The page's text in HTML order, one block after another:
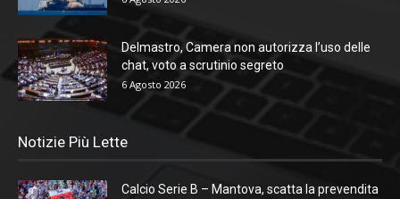
Delmastro, Camera non autorizza l’uso delle
chat, voto a scrutinio segreto
6 Agosto 2026
Notizie Più Lette
Calcio Serie B – Mantova, scatta la prevendita